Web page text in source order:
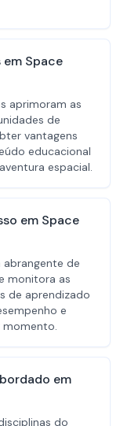
Space
aprimoram as
de
vantagens
educacional
espacial.
em Space
abrangente de
monitora as
de aprendizado
e
momento.
em
do